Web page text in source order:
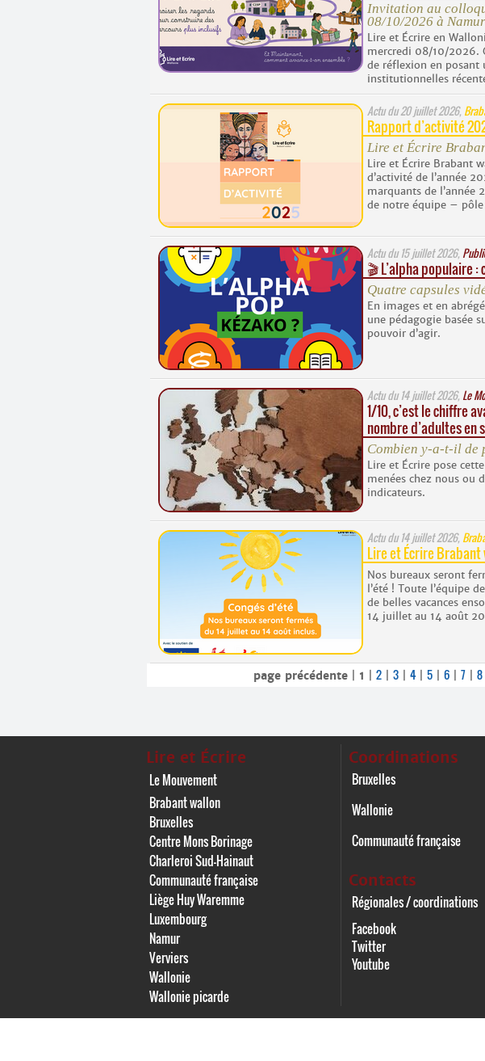
Invitation au
08/10/2026 à Namur
Lire et Écrire en
mercredi 08/10/2026.
de réflexion en posant
institutionnelles
Actu du20 juillet 2026,
Rapport d’activité
Lire et Écrire
Lire et Écrire Brabant
d’activité de l’année
marquants de l’année
de notre équipe –
Actu du15 juillet 2026,
🎬 L’alpha populaire :
Quatre capsules
En images et en
une pédagogie basée
pouvoir d’agir.
Actu du14 juillet 2026, Le
1/10, c’est le chiffre
nombre d’adultes en
Combien y-a-t-il de
Lire et Écrire pose
menées chez nous ou
indicateurs.
Actu du14 juillet 2026,
Lire et Écrire Brabant
Nos bureaux seront
l’été ! Toute l’équipe
de belles vacances
14 juillet au 14 août
page précédente| 1 2| 3| 4| 5| 6| 7 8
Lire et Écrire
Le Mouvement
Brabant wallon
Bruxelles
Centre Mons Borinage
Charleroi Sud-Hainaut
Communauté française
Liège Huy Waremme
Luxembourg
Namur
Verviers
Wallonie
Wallonie picarde
Coordinations
Bruxelles
Wallonie
Communauté française
Contacts
Régionales / coordinations
Facebook
Twitter
Youtube